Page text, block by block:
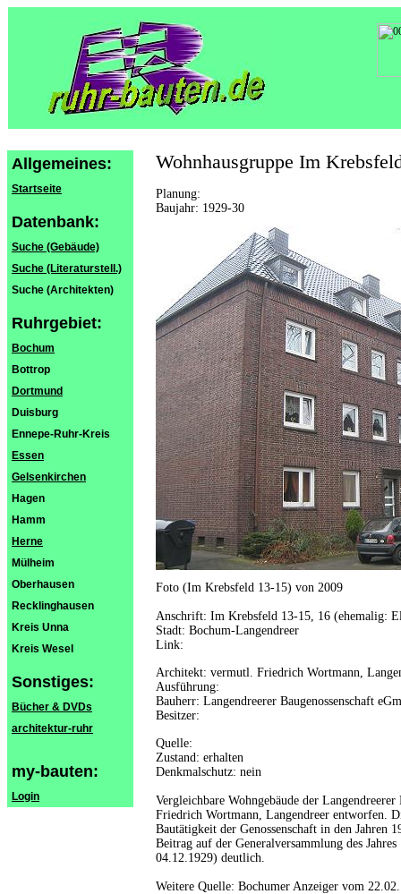
Allgemeines:
Startseite
Datenbank:
Suche (Gebäude)
Suche (Literaturstell.)
Suche (Architekten)
Ruhrgebiet:
Bochum
Bottrop
Dortmund
Duisburg
Ennepe-Ruhr-Kreis
Essen
Gelsenkirchen
Hagen
Hamm
Herne
Mülheim
Oberhausen
Recklinghausen
Kreis Unna
Kreis Wesel
Sonstiges:
Bücher & DVDs
architektur-ruhr
my-bauten:
Login
Wohnhausgruppe Im
Planung:
Baujahr: 1929-30
Foto (Im Krebsfeld 13-15) von 2009
Anschrift: Im Krebsfeld 13-15, 16 (ehemalig:
Stadt: Bochum-Langendreer
Link:
Architekt: vermutl. Friedrich Wortmann,
Ausführung:
Bauherr: Langendreerer Baugenossenschaft
Besitzer:
Quelle:
Zustand: erhalten
Denkmalschutz: nein
Vergleichbare Wohngebäude der
Friedrich Wortmann, Langendreer entworfen.
Bautätigkeit der Genossenschaft in den Jahren
Beitrag auf der Generalversammlung des
04.12.1929) deutlich.
Weitere Quelle: Bochumer Anzeiger vom